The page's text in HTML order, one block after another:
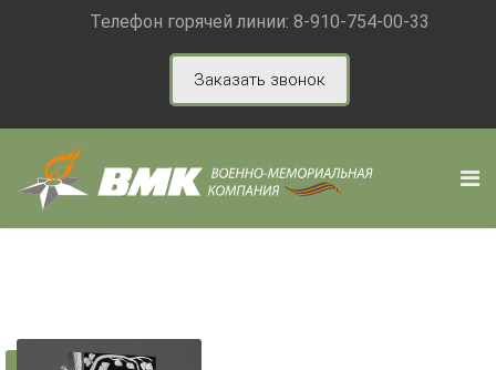
Телефон горячей линии: 8-910-754-00-33
Заказать звонок